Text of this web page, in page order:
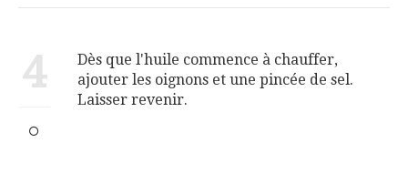
4
Dès que l'huile commence à chauffer,
ajouter les oignons et une pincée de sel.
Laisser revenir.